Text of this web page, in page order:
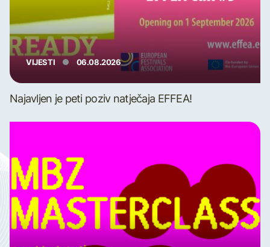
VIJESTI 06.08.2026
Najavljen je peti poziv natječaja EFFEA!